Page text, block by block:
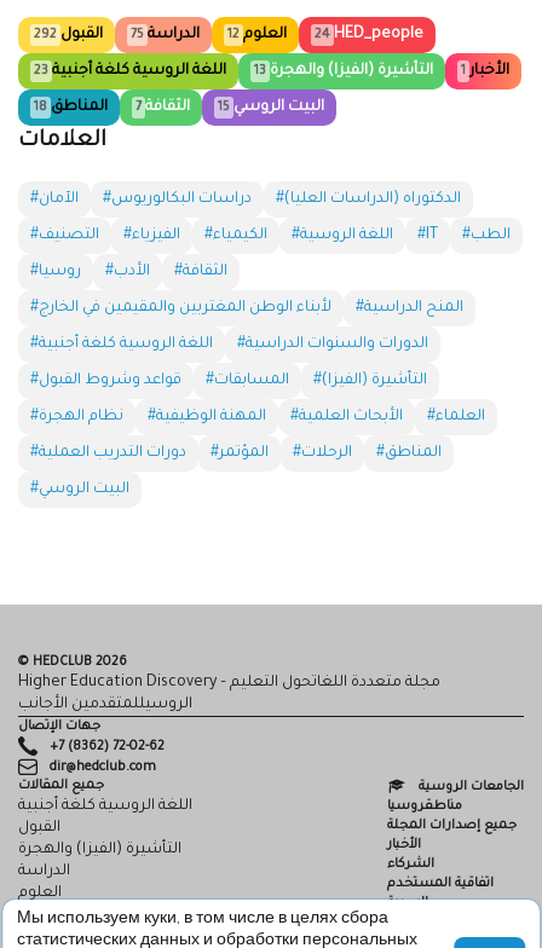
القبول 292 الدراسة 75 العلوم 12 HED_people
24
اللغة الروسية كلغة أجنبية 23 التأشيرة (الفيزا) والهجرة 13 الأخبار 1
المناطق 18 الثقافة 7 البيت الروسي 15
العلامات
#الآمان #دراسات البكالوريوس #الدكتوراه (الدراسات العليا)
#التصنيف #الفيزياء #الكيمياء #اللغة الروسية #IT #الطب
#روسيا #الأدب #الثقافة
#لأبناء الوطن المغتربين والمقيمين في الخارج #المنح الدراسية
#اللغة الروسية كلغة أجنبية #الدورات والسنوات الدراسية
#قواعد وشروط القبول #المسابقات #التأشيرة (الفيزا)
#نظام الهجرة #المهنة الوظيفية #الأبحاث العلمية #العلماء
#دورات التدريب العملية #المؤتمر #الرحلات #المناطق
#البيت الروسي
© HEDCLUB 2026
Higher Education Discovery – مجلة متعددة اللغاتحول التعليم
الروسيللمتقدمين الأجانب
جهات الإتصال
+7 (8362) 72-02-62
dir@hedclub.com
جميع المقالات
اللغة الروسية كلغة أجنبية
القبول
التأشيرة (الفيزا) والهجرة
الدراسة
العلوم
HED_people
البيت الروسي
الجامعات الروسية
مناطقروسيا
جميع إصدارات المجلة
الأخبار
الشركاء
اتفاقية المستخدم
السرية
HED
Мы используем куки, в том числе в целях сбора
статистических данных и обработки персональных